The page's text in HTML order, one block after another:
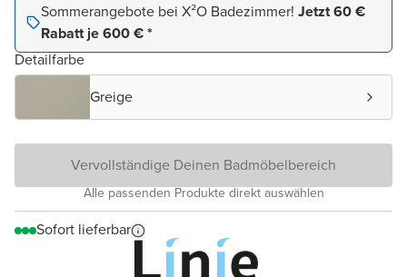
Sommerangebote bei X²O Badezimmer! Jetzt 60 €
Rabatt je 600 € *
Detailfarbe
Greige
Vervollständige Deinen Badmöbelbereich
Alle passenden Produkte direkt auswählen
Sofort lieferbar